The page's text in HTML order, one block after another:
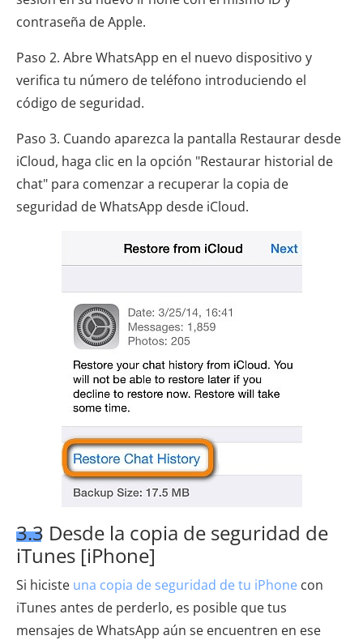
contraseña de Apple.
Paso 2. Abre WhatsApp en el nuevo dispositivo y
verifica tu número de teléfono introduciendo el
código de seguridad.
Paso 3. Cuando aparezca la pantalla Restaurar desde
iCloud, haga clic en la opción "Restaurar historial de
chat" para comenzar a recuperar la copia de
seguridad de WhatsApp desde iCloud.
3.3 Desde la copia de seguridad de
iTunes [iPhone]
Si hiciste una copia de seguridad de tu iPhone con
iTunes antes de perderlo, es posible que tus
mensajes de WhatsApp aún se encuentren en ese